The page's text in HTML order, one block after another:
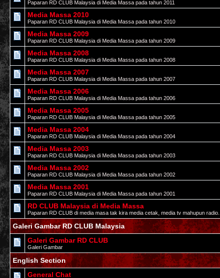
Paparan RD CLUB Malaysia di Media Massa pada tahun 2011
Media Massa 2010
Paparan RD CLUB Malaysia di Media Massa pada tahun 2010
Media Massa 2009
Paparan RD CLUB Malaysia di Media Massa pada tahun 2009
Media Massa 2008
Paparan RD CLUB Malaysia di Media Massa pada tahun 2008
Media Massa 2007
Paparan RD CLUB Malaysia di Media Massa pada tahun 2007
Media Massa 2006
Paparan RD CLUB Malaysia di Media Massa pada tahun 2006
Media Massa 2005
Paparan RD CLUB Malaysia di Media Massa pada tahun 2005
Media Massa 2004
Paparan RD CLUB Malaysia di Media Massa pada tahun 2004
Media Massa 2003
Paparan RD CLUB Malaysia di Media Massa pada tahun 2003
Media Massa 2002
Paparan RD CLUB Malaysia di Media Massa pada tahun 2002
Media Massa 2001
Paparan RD CLUB Malaysia di Media Massa pada tahun 2001
RD CLUB Malaysia di Media Massa
Paparan RD CLUB di media masa tak kira media cetak, media tv mahupun radio.
Galeri Gambar RD CLUB Malaysia
Galeri Gambar RD CLUB
Galeri Gambar
English Section
General Chat